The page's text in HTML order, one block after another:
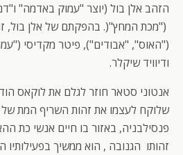
("מכת המחץ"(. בהפקתם של אלן בול,
("האוס", "אבודים"), פיטר מקדיסי
ודיוויד שיקלר.
אנטוני סטאר חוזר לגלם את לוקאס
שלוקח לעצמו את זהות השריף המת
פנסילבניה, באזור בו חיים אנשי כת
זהותו הגנובה , הוא ממשיך בפעילותיו